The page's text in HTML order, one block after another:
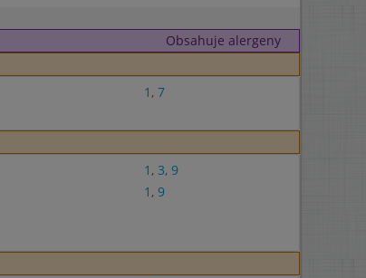
Obsahuje alergeny
1 , 7
1 , 3, 9
1 , 9